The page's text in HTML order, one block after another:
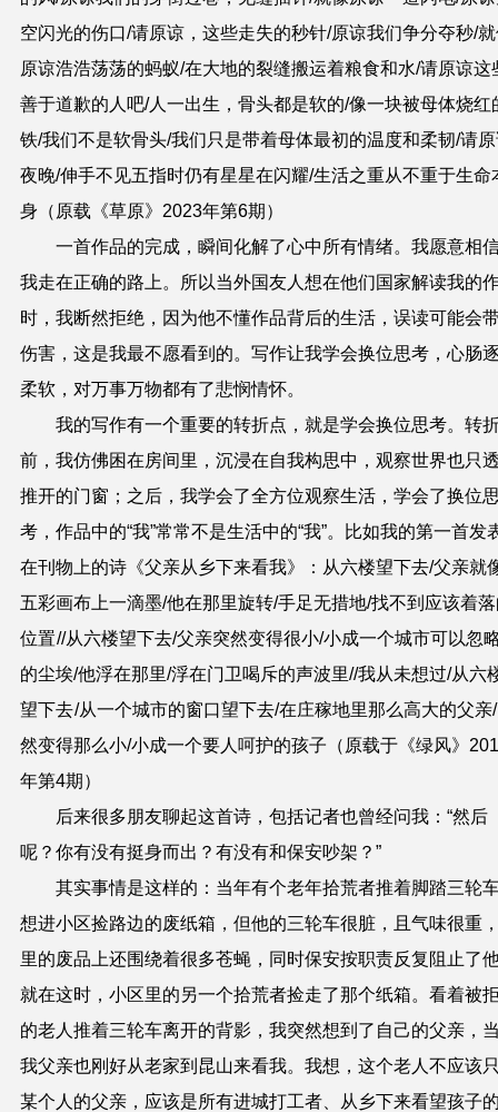
空闪光的伤口/请原谅，这些走失的秒针/原谅我们争分夺秒/
原谅浩浩荡荡的蚂蚁/在大地的裂缝搬运着粮食和水/请原谅这
善于道歉的人吧/人一出生，骨头都是软的/像一块被母体烧红
铁/我们不是软骨头/我们只是带着母体最初的温度和柔韧/请
夜晚/伸手不见五指时仍有星星在闪耀/生活之重从不重于生命
身 （原载《草原》2023年第6期）
一首作品的完成，瞬间化解了心中所有情绪。我愿意相
我走在正确的路上。所以当外国友人想在他们国家解读我的
时，我断然拒绝，因为他不懂作品背后的生活，误读可能会
伤害，这是我最不愿看到的。写作让我学会换位思考，心肠
柔软，对万事万物都有了悲悯情怀。
我的写作有一个重要的转折点，就是学会换位思考。转
前，我仿佛困在房间里，沉浸在自我构思中，观察世界也只
推开的门窗；之后，我学会了全方位观察生活，学会了换位
考，作品中的“我”常常不是生活中的“我”。比如我的第一首发
在刊物上的诗《父亲从乡下来看我》： 从六楼望下去/父亲就
五彩画布上一滴墨/他在那里旋转/手足无措地/找不到应该着
位置 //从六楼望下去/父亲突然变得很小/小成一个城市可以忽
的尘埃/他浮在那里/浮在门卫喝斥的声波里//我从未想过/从六
望下去 /从一个城市的窗口望下去/在庄稼地里那么高大的父亲
然变得那么小/小成一个要人呵护的孩子 （原载于《绿风》
年第4期）
后来很多朋友聊起这首诗，包括记者也曾经问我：“然后
呢？你有没有挺身而出？有没有和保安吵架？”
其实事情是这样的：当年有个老年拾荒者推着脚踏三轮
想进小区捡路边的废纸箱，但他的三轮车很脏，且气味很重
里的废品上还围绕着很多苍蝇，同时保安按职责反复阻止了
就在这时，小区里的另一个拾荒者捡走了那个纸箱。看着被
的老人推着三轮车离开的背影，我突然想到了自己的父亲，
我父亲也刚好从老家到昆山来看我。我想，这个老人不应该
某个人的父亲，应该是所有进城打工者、从乡下来看望孩子